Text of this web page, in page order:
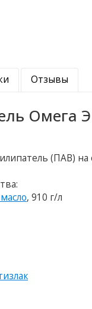
Отзывы
Омега
(ПАВ) на
, 910 г/л